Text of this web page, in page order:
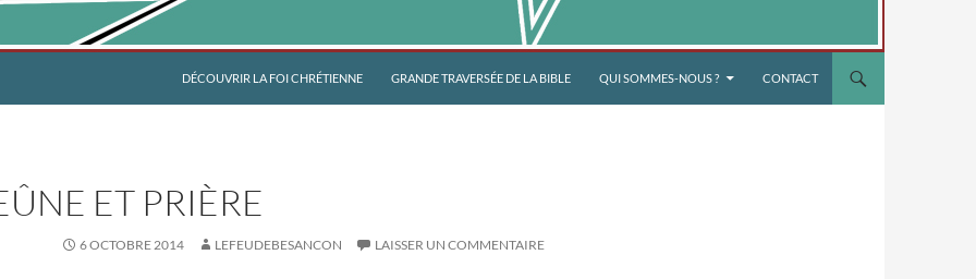
DÉCOUVRIR LA FOI CHRÉTIENNE GRANDE TRAVERSÉE DE LA BIBLE QUI SOMMES-NOUS ? CONTACT
ET PRIÈRE
6 OCTOBRE 2014 LEFEUDEBESANCON LAISSER UN COMMENTAIRE